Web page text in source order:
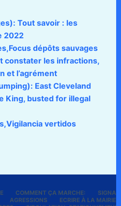
Tout savoir : les
2022
dépôts sauvages
constater les infractions,
et l’agrément
East Cleveland
King, busted for illegal
vertidos
COMMENT ÇA MARCHE:
AGRESSIONS
ECRIRE À LA MAIRIE